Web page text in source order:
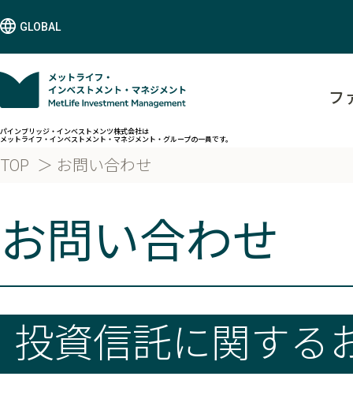
GLOBAL
パインブリッジ・インベストメンツ株式会社は
メットライフ・インベストメント・マネジメント・グループの一員です。
フ
TOP お問い合わせ
お問い合わせ
投資信託に関する